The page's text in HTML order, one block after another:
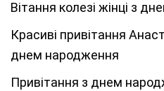
Вітання колезі жінці з
Красиві привітання
днем народження
Привітання з днем